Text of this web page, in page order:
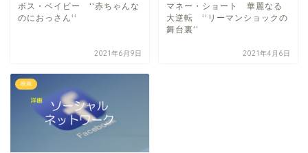
ボス・ベイビー ‘‘赤ちゃんな
のにおっさん‘‘
2021年6月9日
マネー・ショート 華麗なる
大逆転 ‘‘リーマンショックの
舞台裏‘‘
2021年4月6日
映画